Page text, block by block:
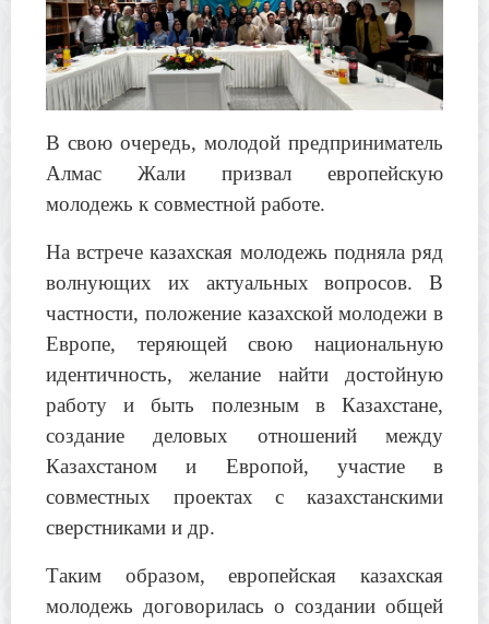
В свою очередь, молодой предприниматель
Алмас Жали призвал европейскую
молодежь к совместной работе.
На встрече казахская молодежь подняла ряд
волнующих их актуальных вопросов. В
частности, положение казахской молодежи в
Европе, теряющей свою национальную
идентичность, желание найти достойную
работу и быть полезным в Казахстане,
создание деловых отношений между
Казахстаном и Европой, участие в
совместных проектах с казахстанскими
сверстниками и др.
Таким образом, европейская казахская
молодежь договорилась о создании общей